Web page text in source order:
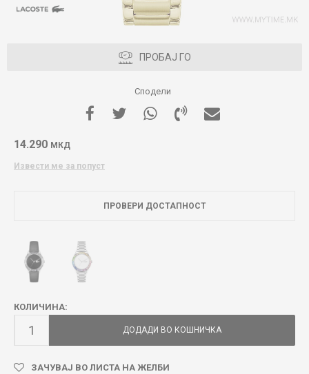
ПРОБАЈ ГО
Сподели
14.290 МКД
Извести ме за попуст
ПРОВЕРИ ДОСТАПНОСТ
КОЛИЧИНА:
ДОДАДИ ВО КОШНИЧКА
ЗАЧУВАЈ ВО ЛИСТА НА ЖЕЛБИ